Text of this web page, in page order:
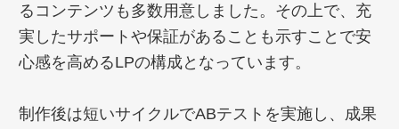
るコンテンツも多数用意しました。その上で、充
実したサポートや保証があることも示すことで安
心感を高めるLPの構成となっています。
制作後は短いサイクルでABテストを実施し、成果